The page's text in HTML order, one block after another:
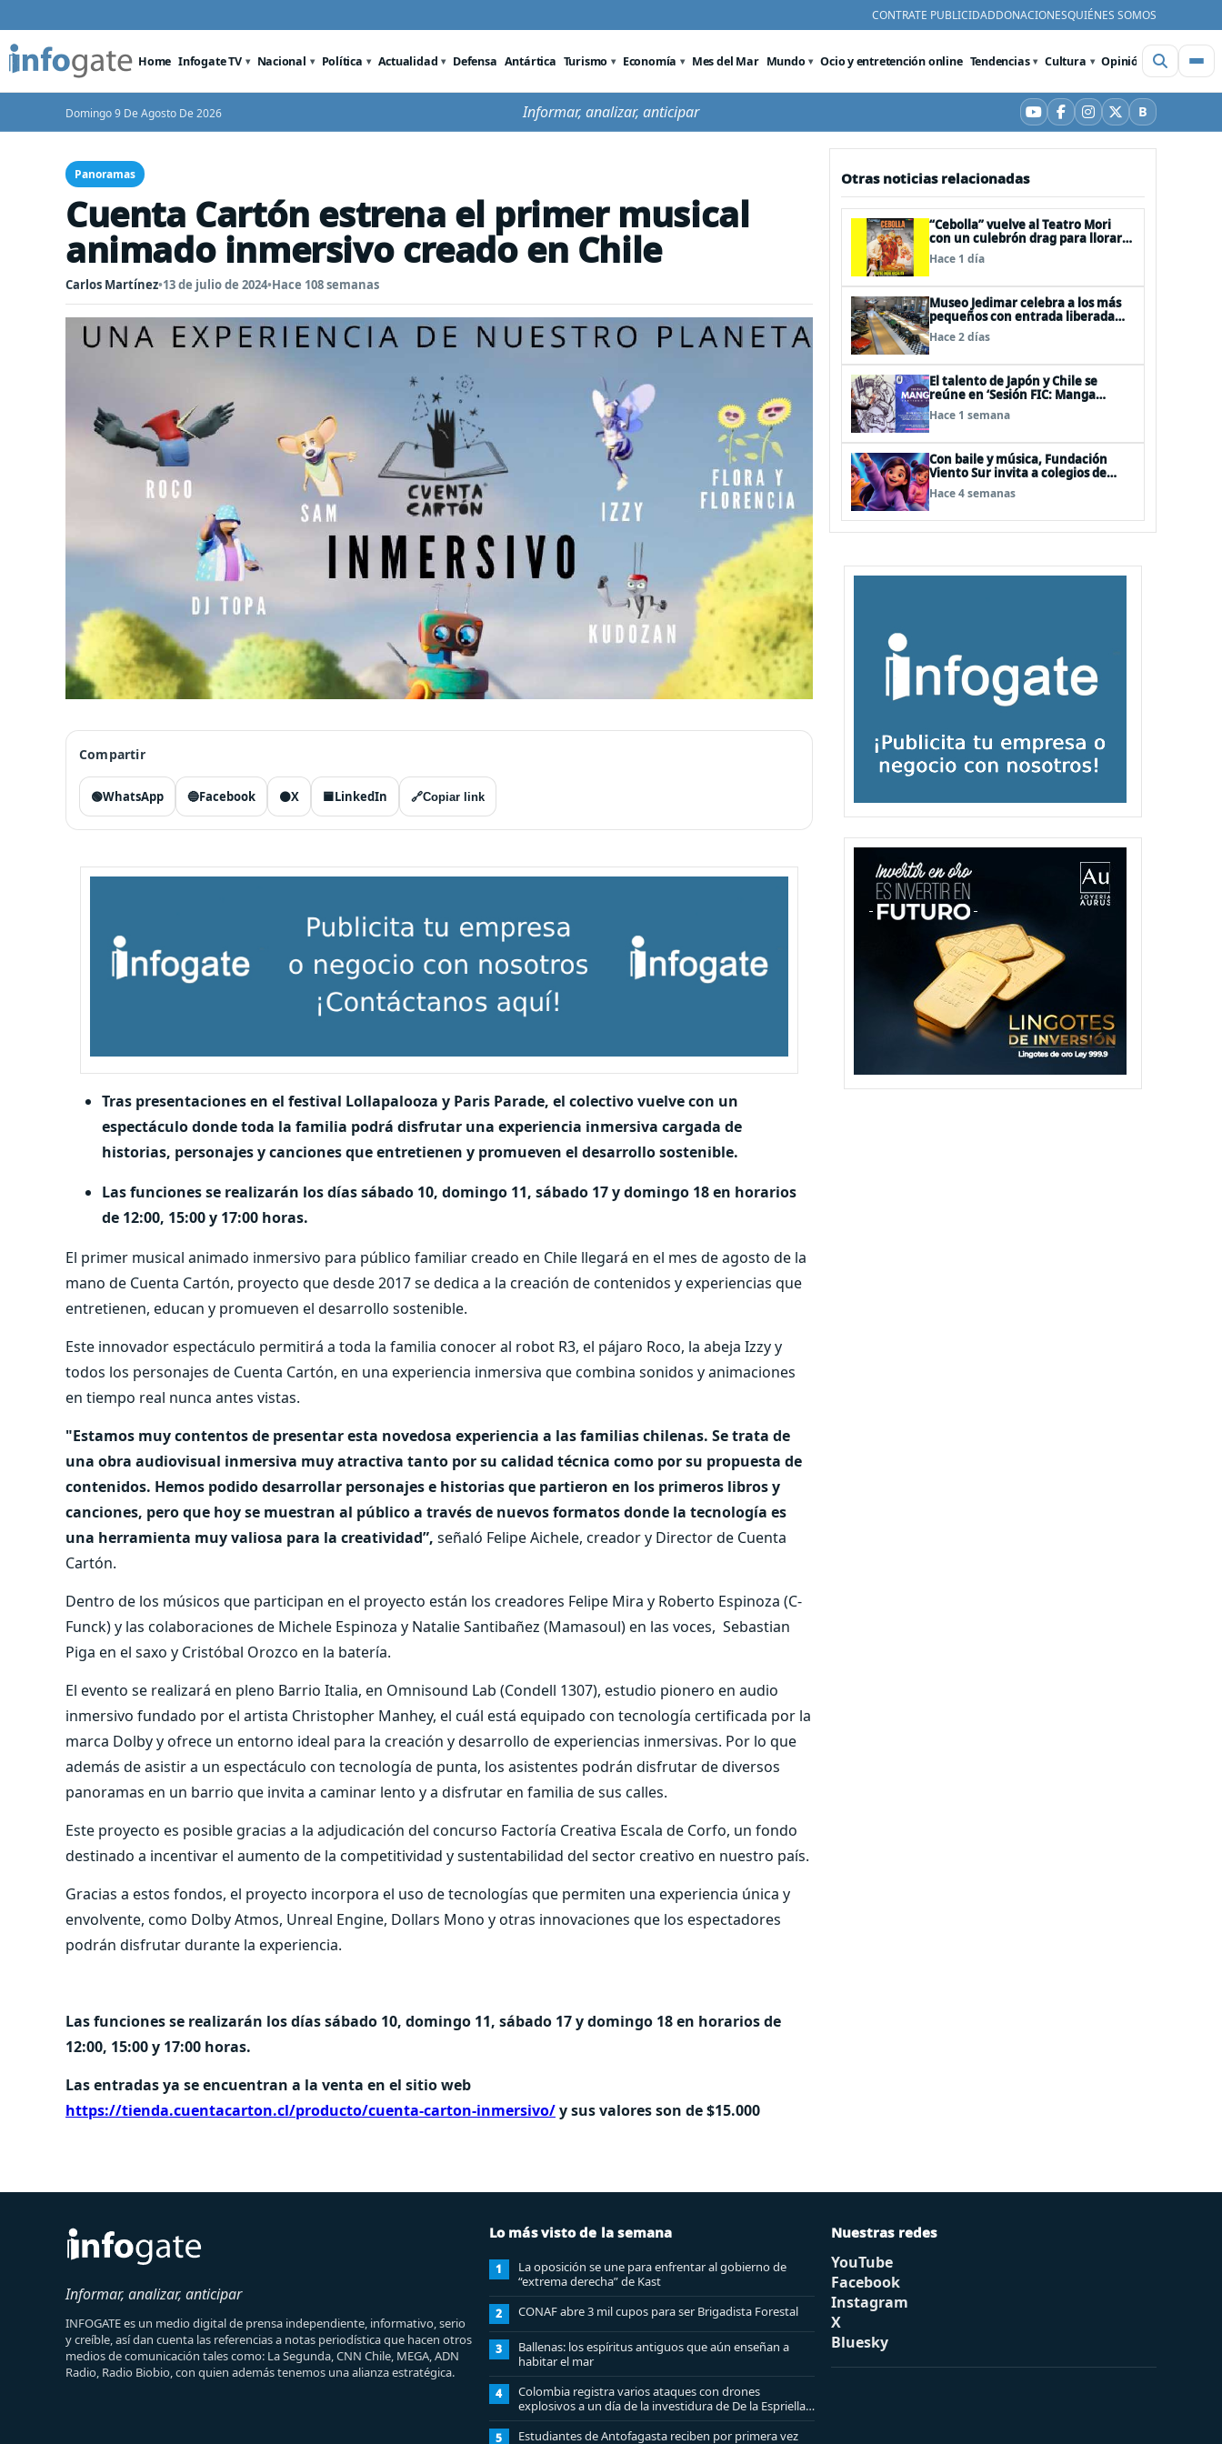
CONTRATE PUBLICIDADDONACIONESQUIÉNES SOMOS
Home Infogate TV Nacional Política Actualidad Defensa Antártica Turismo Economía Mes del Mar Mundo Ocio y entretención online Tendencias Cultura Opinión Videos
Domingo 9 De Agosto De 2026 Informar, analizar, anticipar YouTube
Facebook
Instagram
X BBluesky
Panoramas
Cuenta Cartón estrena el primer musical
animado inmersivo creado en Chile
Carlos Martínez•13 de julio de 2024•Hace 108 semanas
Compartir
🟢WhatsApp 🔵Facebook ⚫X 🟦LinkedIn 🔗Copiar link
Tras presentaciones en el festival Lollapalooza y Paris Parade, el colectivo vuelve con un
espectáculo donde toda la familia podrá disfrutar una experiencia inmersiva cargada de
historias, personajes y canciones que entretienen y promueven el desarrollo sostenible.
Las funciones se realizarán los días sábado 10, domingo 11, sábado 17 y domingo 18 en horarios
de 12:00, 15:00 y 17:00 horas.
El primer musical animado inmersivo para público familiar creado en Chile llegará en el mes de agosto de la
mano de Cuenta Cartón, proyecto que desde 2017 se dedica a la creación de contenidos y experiencias que
entretienen, educan y promueven el desarrollo sostenible.
Este innovador espectáculo permitirá a toda la familia conocer al robot R3, el pájaro Roco, la abeja Izzy y
todos los personajes de Cuenta Cartón, en una experiencia inmersiva que combina sonidos y animaciones
en tiempo real nunca antes vistas.
"Estamos muy contentos de presentar esta novedosa experiencia a las familias chilenas. Se trata de
una obra audiovisual inmersiva muy atractiva tanto por su calidad técnica como por su propuesta de
contenidos. Hemos podido desarrollar personajes e historias que partieron en los primeros libros y
canciones, pero que hoy se muestran al público a través de nuevos formatos donde la tecnología es
una herramienta muy valiosa para la creatividad”, señaló Felipe Aichele, creador y Director de Cuenta
Cartón.
Dentro de los músicos que participan en el proyecto están los creadores Felipe Mira y Roberto Espinoza (C-
Funck) y las colaboraciones de Michele Espinoza y Natalie Santibañez (Mamasoul) en las voces, Sebastian
Piga en el saxo y Cristóbal Orozco en la batería.
El evento se realizará en pleno Barrio Italia, en Omnisound Lab (Condell 1307), estudio pionero en audio
inmersivo fundado por el artista Christopher Manhey, el cuál está equipado con tecnología certificada por la
marca Dolby y ofrece un entorno ideal para la creación y desarrollo de experiencias inmersivas. Por lo que
además de asistir a un espectáculo con tecnología de punta, los asistentes podrán disfrutar de diversos
panoramas en un barrio que invita a caminar lento y a disfrutar en familia de sus calles.
Este proyecto es posible gracias a la adjudicación del concurso Factoría Creativa Escala de Corfo, un fondo
destinado a incentivar el aumento de la competitividad y sustentabilidad del sector creativo en nuestro país.
Gracias a estos fondos, el proyecto incorpora el uso de tecnologías que permiten una experiencia única y
envolvente, como Dolby Atmos, Unreal Engine, Dollars Mono y otras innovaciones que los espectadores
podrán disfrutar durante la experiencia.
Las funciones se realizarán los días sábado 10, domingo 11, sábado 17 y domingo 18 en horarios de
12:00, 15:00 y 17:00 horas.
Las entradas ya se encuentran a la venta en el sitio web
https://tienda.cuentacarton.cl/producto/cuenta-carton-inmersivo/y sus valores son de $15.000
Otras noticias relacionadas
“Cebolla” vuelve al Teatro Mori
con un culebrón drag para llorar
de la risa
Hace 1 día
Museo Jedimar celebra a los más
pequeños con entrada liberada
por el Día del Niño
Hace 2 días
El talento de Japón y Chile se
reúne en ‘Sesión FIC: Manga
Santiago 2026’
Hace 1 semana
Con baile y música, Fundación
Viento Sur invita a colegios de
todo Chile a enseñar autocuidado
a los más pequeños
Hace 4 semanas
Informar, analizar, anticipar
INFOGATE es un medio digital de prensa independiente, informativo, serio
y creíble, así dan cuenta las referencias a notas periodística que hacen otros
medios de comunicación tales como: La Segunda, CNN Chile, MEGA, ADN
Radio, Radio Biobio, con quien además tenemos una alianza estratégica.
Lo más visto de la semana
1
La oposición se une para enfrentar al gobierno de
“extrema derecha” de Kast
2 CONAF abre 3 mil cupos para ser Brigadista Forestal
3
Ballenas: los espíritus antiguos que aún enseñan a
habitar el mar
4
Colombia registra varios ataques con drones
explosivos a un día de la investidura de De la Espriella:
un policía muerto
5
Estudiantes de Antofagasta reciben por primera vez
Nuestras redes
YouTube
Facebook
Instagram
X
Bluesky